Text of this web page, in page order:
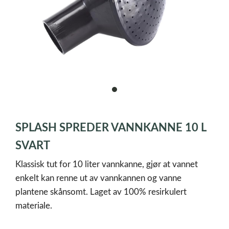
item
of
1
SPLASH SPREDER VANNKANNE 10 L
SVART
Klassisk tut for 10 liter vannkanne, gjør at vannet
enkelt kan renne ut av vannkannen og vanne
plantene skånsomt. Laget av 100% resirkulert
materiale.